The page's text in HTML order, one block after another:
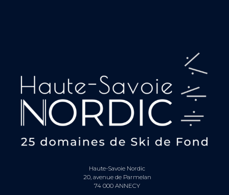
Haute-Savoie Nordic
20, avenue de Parmelan
74 000 ANNECY